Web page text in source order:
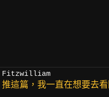
Fitzwilliam
推這篇，我一直在想要去